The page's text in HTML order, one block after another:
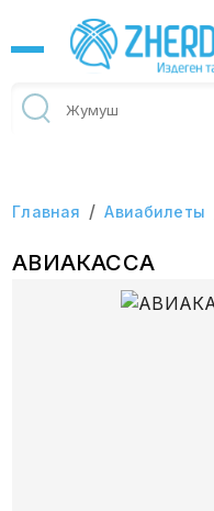
Главная / Авиабилеты
АВИАКАССА